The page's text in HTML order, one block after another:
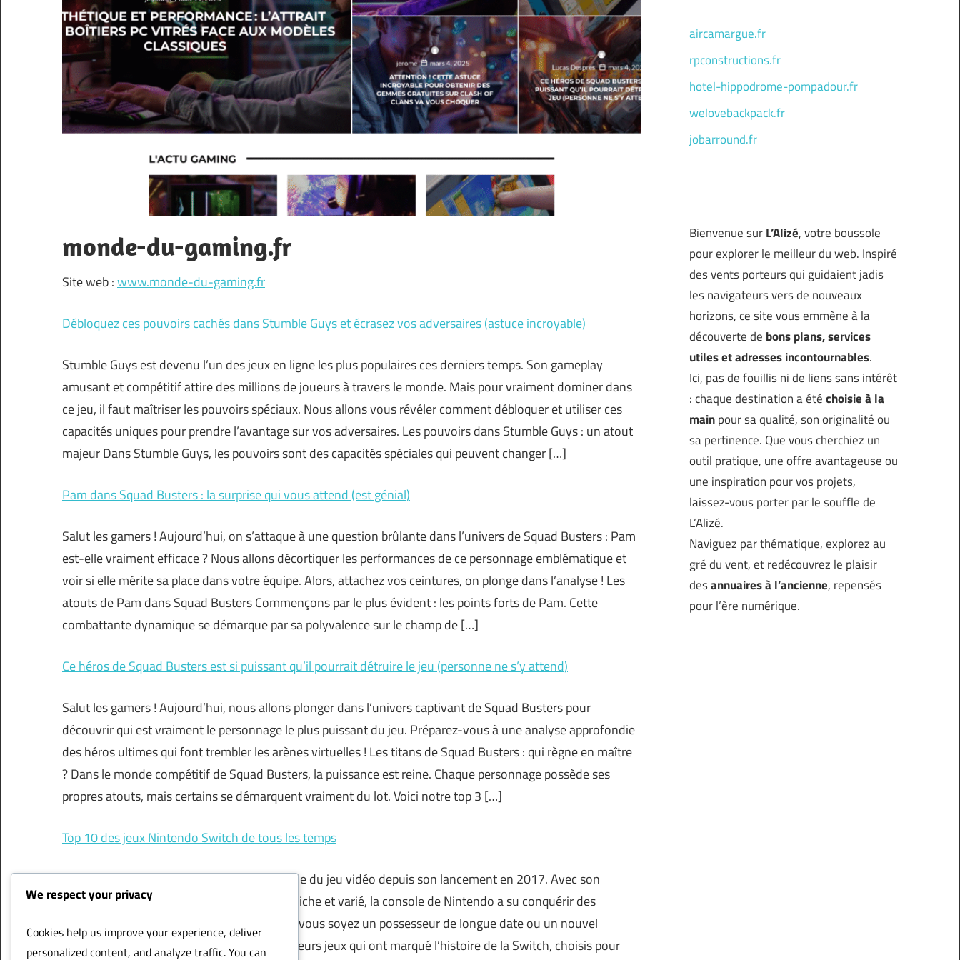
monde-du-gaming.fr
Site web :www.monde-du-gaming.fr
Débloquez ces pouvoirs cachés dans Stumble Guys et écrasez vos adversaires (astuce incroyable)
Stumble Guys est devenu l’un des jeux en ligne les plus populaires ces derniers temps. Son gameplay
amusant et compétitif attire des millions de joueurs à travers le monde. Mais pour vraiment dominer dans
ce jeu, il faut maîtriser les pouvoirs spéciaux. Nous allons vous révéler comment débloquer et utiliser ces
capacités uniques pour prendre l’avantage sur vos adversaires. Les pouvoirs dans Stumble Guys : un atout
majeur Dans Stumble Guys, les pouvoirs sont des capacités spéciales qui peuvent changer […]
Pam dans Squad Busters : la surprise qui vous attend (est génial)
Salut les gamers ! Aujourd’hui, on s’attaque à une question brûlante dans l’univers de Squad Busters : Pam
est-elle vraiment efficace ? Nous allons décortiquer les performances de ce personnage emblématique et
voir si elle mérite sa place dans votre équipe. Alors, attachez vos ceintures, on plonge dans l’analyse ! Les
atouts de Pam dans Squad Busters Commençons par le plus évident : les points forts de Pam. Cette
combattante dynamique se démarque par sa polyvalence sur le champ de […]
Ce héros de Squad Busters est si puissant qu’il pourrait détruire le jeu (personne ne s’y attend)
Salut les gamers ! Aujourd’hui, nous allons plonger dans l’univers captivant de Squad Busters pour
découvrir qui est vraiment le personnage le plus puissant du jeu. Préparez-vous à une analyse approfondie
des héros ultimes qui font trembler les arènes virtuelles ! Les titans de Squad Busters : qui règne en maître
? Dans le monde compétitif de Squad Busters, la puissance est reine. Chaque personnage possède ses
propres atouts, mais certains se démarquent vraiment du lot. Voici notre top 3 […]
Top 10 des jeux Nintendo Switch de tous les temps
La Nintendo Switch a révolutionné l’industrie du jeu vidéo depuis son lancement en 2017. Avec son
concept hybride innovant et son catalogue riche et varié, la console de Nintendo a su conquérir des
millions de joueurs à travers le monde. Que vous soyez un possesseur de longue date ou un nouvel
acquéreur, voici notre sélection des 10 meilleurs jeux qui ont marqué l’histoire de la Switch, choisis pour
aircamargue.fr
rpconstructions.fr
hotel-hippodrome-pompadour.fr
welovebackpack.fr
jobarround.fr
Bienvenue surL’Alizé, votre boussole
pour explorer le meilleur du web. Inspiré
des vents porteurs qui guidaient jadis
les navigateurs vers de nouveaux
horizons, ce site vous emmène à la
découverte de bons plans, services
utiles et adresses incontournables.
Ici, pas de fouillis ni de liens sans intérêt
: chaque destination a étéchoisie à la
mainpour sa qualité, son originalité ou
sa pertinence. Que vous cherchiez un
outil pratique, une offre avantageuse ou
une inspiration pour vos projets,
laissez-vous porter par le souffle de
L’Alizé.
Naviguez par thématique, explorez au
gré du vent, et redécouvrez le plaisir
desannuaires à l’ancienne, repensés
pour l’ère numérique.
We respect your privacy
Cookies help us improve your experience, deliver
personalized content, and analyze traffic. You can